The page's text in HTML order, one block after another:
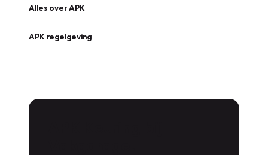
Alles over APK
APK regelgeving